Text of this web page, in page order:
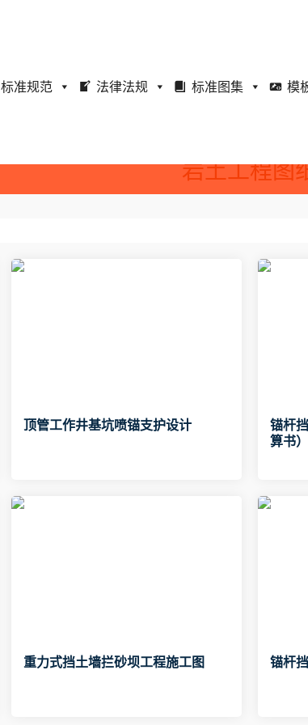
标准规范 法律法规 标准图集 模
岩土工程图
顶管工作井基坑喷锚支护设计
锚杆
算书）
重力式挡土墙拦砂坝工程施工图 锚杆